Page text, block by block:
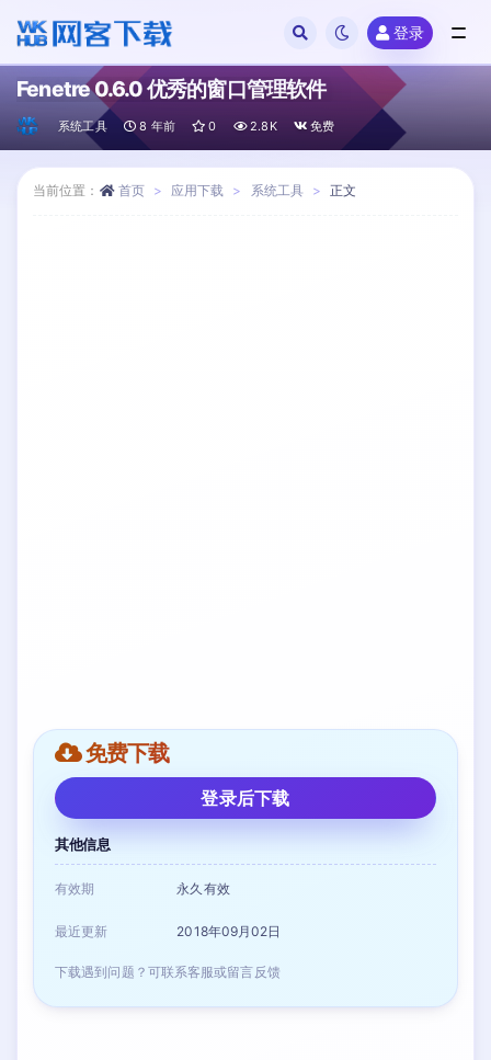
登录
Fenetre 0.6.0 优秀的窗口管理软件
系统工具 8 年前 0 2.8K 免费
当前位置： 首页 应用下载 系统工具 正文
免费下载
登录后下载
其他信息
有效期 永久有效
最近更新 2018年09月02日
下载遇到问题？可联系客服或留言反馈
全部